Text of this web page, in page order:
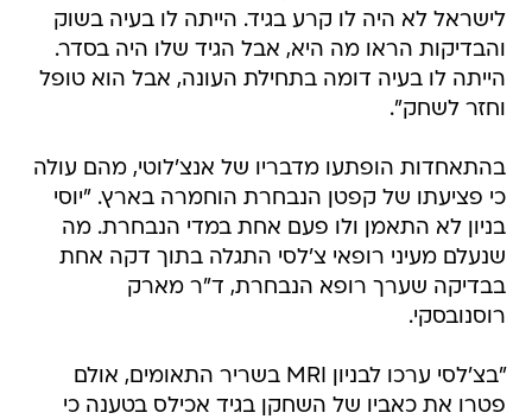
הייתה לו בעיה דומה בתחילת העונה, אבל הוא טופל
וחזר לשחק".
בהתאחדות הופתעו מדבריו של אנצ'לוטי, מהם עולה
בניון לא התאמן ולו פעם אחת במדי הנבחרת. מה
שנעלם מעיני רופאי צ'לסי התגלה בתוך דקה אחת
בבדיקה שערך רופא הנבחרת, ד"ר מארק
רוסנובסקי.
מדובר בדלקת. בבדיקת ה-MRI שערכנו התגלה
קרע, ועוד לפני הגילוי ובוודאי אחריו בניון אפילו לא